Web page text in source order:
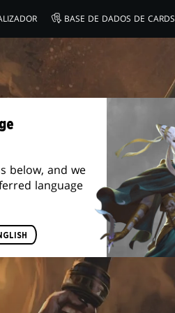
BASE DE DADOS DE CARDS
below, and we
language